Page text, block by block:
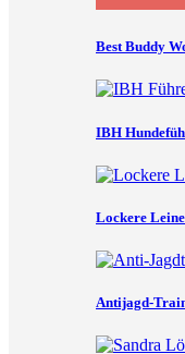
Best Buddy
IBH
Lockere Leine
Antijagd-